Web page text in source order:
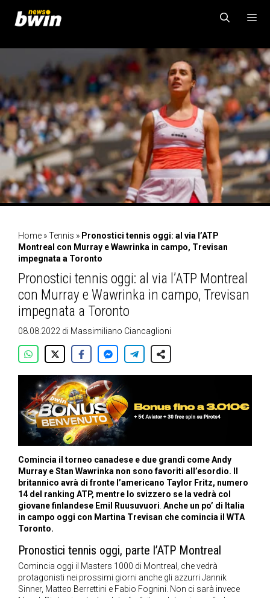
contenuto
MENU
Home »Tennis » Pronostici tennis oggi: al via l’ATP
Montreal con Murray e Wawrinka in campo, Trevisan
impegnata a Toronto
Pronostici tennis oggi: al via l’ATP Montreal
con Murray e Wawrinka in campo, Trevisan
impegnata a Toronto
08.08.2022 di Massimiliano Ciancaglioni
Comincia il torneo canadese e due grandi come Andy
Murray e Stan Wawrinka non sono favoriti all’esordio. Il
britannico avrà di fronte l’americano Taylor Fritz, numero
14 del ranking ATP, mentre lo svizzero se la vedrà col
giovane finlandese Emil Ruusuvuori. Anche un po’ di Italia
in campo oggi con Martina Trevisan che comincia il WTA
Toronto.
Pronostici tennis oggi, parte l’ATP Montreal
Comincia oggi il Masters 1000 di Montreal, che vedrà
protagonisti nei prossimi giorni anche gli azzurri Jannik
Sinner, Matteo Berrettini e Fabio Fognini. Non ci sarà invece